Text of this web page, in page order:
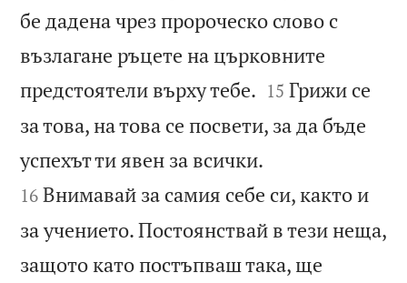
бе дадена чрез пророческо слово с
възлагане ръцете на църковните
предстоятели върху тебе. 

15 Грижи се
за това, на това се посвети, за да бъде
успехът ти явен за всички.
16 Внимавай за самия себе си, както и
за учението. Постоянствай в тези неща,
защото като постъпваш така, ще